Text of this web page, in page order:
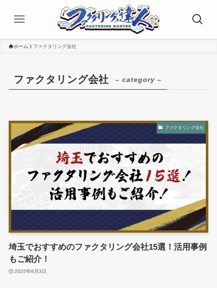
ホーム ファクタリング会社
ファクタリング会社 – category –
ファクタリング会社
埼玉でおすすめのファクタリング会社15選！活用事例
もご紹介！
2025年6月3日